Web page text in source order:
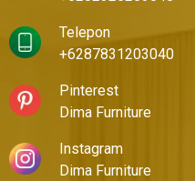
Telepon
+6287831203040
Pinterest
Dima Furniture
Instagram
Dima Furniture